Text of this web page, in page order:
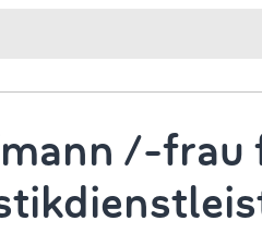
/-frau